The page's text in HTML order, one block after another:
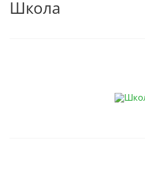
Школа